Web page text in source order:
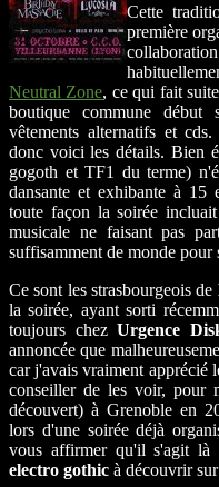
Cette
première
Neutral Zone, ce qui fait
boutique commune début
vêtements alternatifs et
donc voici les détails. Bien
gogoth et TF1 du terme)
dansante et exhibante à
toute façon la soirée
musicale ne faisant pas
suffisamment de monde pour
Ce sont les strasbourgeois de
la soirée, ayant sorti
toujours chezUrgence
annoncée que
car j'avais vraiment apprécié
conseiller de les voir, pour
découvert) à Grenoble en
lors d'une soirée déjà
vous affirmer qu'il s'agit là
electro gothic à découvrir